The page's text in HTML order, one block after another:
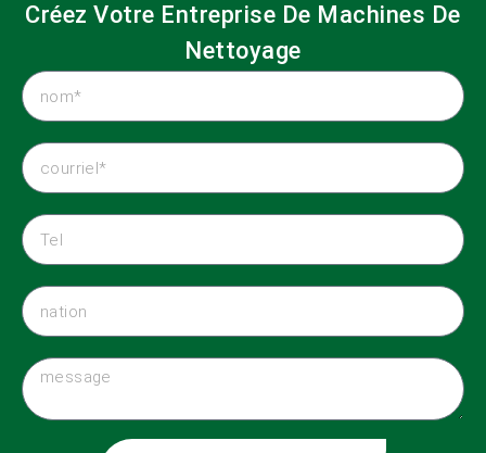
Créez Votre Entreprise De Machines De
Nettoyage